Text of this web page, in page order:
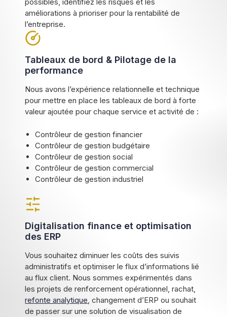
améliorations à prioriser pour la rentabilité de
l’entreprise.
Tableaux de bord & Pilotage de la
performance
Nous avons l’expérience relationnelle et technique
pour mettre en place les tableaux de bord à forte
valeur ajoutée pour chaque service et activité de :
Contrôleur de gestion financier
Contrôleur de gestion budgétaire
Contrôleur de gestion social
Contrôleur de gestion commercial
Contrôleur de gestion industriel
Digitalisation finance et optimisation
des ERP
Vous souhaitez diminuer les coûts des suivis
administratifs et optimiser le flux d’informations lié
au flux client. Nous sommes expérimentés dans
les projets de renforcement opérationnel, rachat,
refonte analytique, changement d’ERP ou souhait
de passer sur une solution de visualisation de